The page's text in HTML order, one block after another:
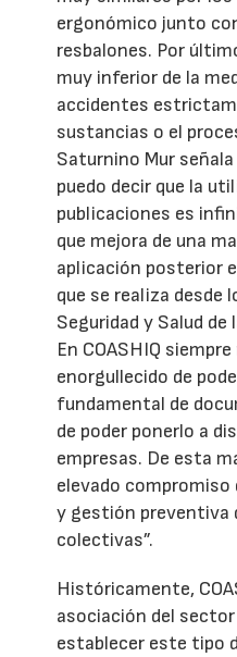
ergonómico junto
resbalones. Por
muy inferior de la
accidentes
sustancias o el
Saturnino Mur
puedo decir que la
publicaciones es
que mejora de una
aplicación posterior
que se realiza desde
Seguridad y Salud
En COASHIQ
enorgullecido de
fundamental de
de poder ponerlo a
empresas. De esta
elevado
y gestión preventiva
colectivas”.
Históricamente,
asociación del
establecer este tipo